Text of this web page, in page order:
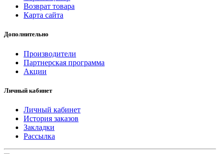
Возврат товара
Карта сайта
Дополнительно
Производители
Партнерская программа
Акции
Личный кабинет
Личный кабинет
История заказов
Закладки
Рассылка